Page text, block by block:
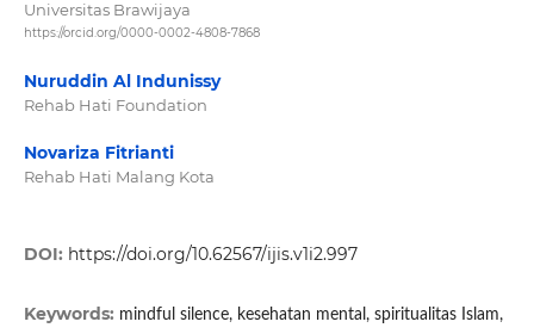
Universitas Brawijaya
https://orcid.org/0000-0002-4808-7868
Nuruddin Al Indunissy
Rehab Hati Foundation
Novariza Fitrianti
Rehab Hati Malang Kota
DOI: https://doi.org/10.62567/ijis.v1i2.997
Keywords: mindful silence, kesehatan mental, spiritualitas Islam,